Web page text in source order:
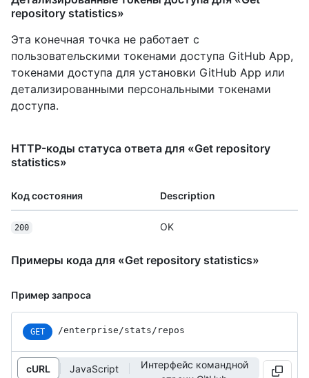
repository statistics»
Эта конечная точка не работает с
пользовательскими токенами доступа GitHub App,
токенами доступа для установки GitHub App или
детализированными персональными токенами
доступа.
HTTP-коды статуса ответа для «Get repository
statistics»
Код состояния Description
200 OK
Примеры кода для «Get repository statistics»
Пример запроса
GET /enterprise/stats/repos
cURL JavaScript
Интерфейс командной